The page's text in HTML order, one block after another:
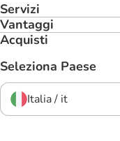
Servizi
Vantaggi
Acquisti
Seleziona Paese
Italia / it